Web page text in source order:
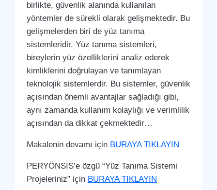
birlikte, güvenlik alanında kullanılan
yöntemler de sürekli olarak gelişmektedir. Bu
gelişmelerden biri de yüz tanıma
sistemleridir. Yüz tanıma sistemleri,
bireylerin yüz özelliklerini analiz ederek
kimliklerini doğrulayan ve tanımlayan
teknolojik sistemlerdir. Bu sistemler, güvenlik
açısından önemli avantajlar sağladığı gibi,
aynı zamanda kullanım kolaylığı ve verimlilik
açısından da dikkat çekmektedir…
Makalenin devamı için BURAYA TIKLAYIN
PERYÖNSİS’e özgü “Yüz Tanıma Sistemi
Projeleriniz” için BURAYA TIKLAYIN